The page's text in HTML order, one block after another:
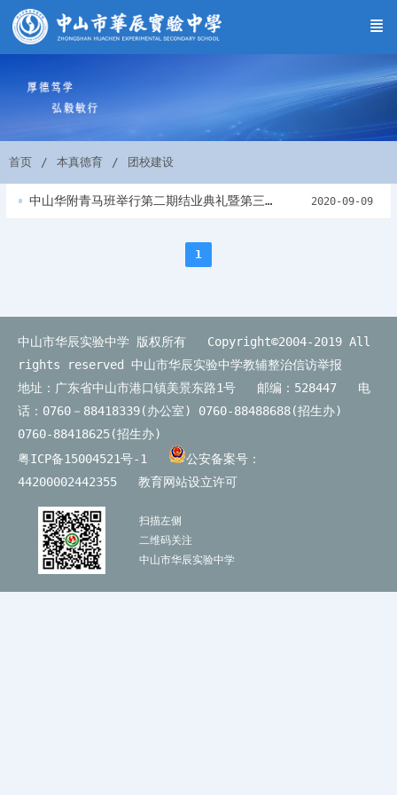
首页 本真德育 团校建设
中山华附青马班举行第二期结业典礼暨第三期开班仪式 2020-09-09
1
中山市华辰实验中学 版权所有 Copyright©2004-2019 All
rights reserved 中山市华辰实验中学教辅整治信访举报
地址：广东省中山市港口镇美景东路1号 邮编：528447 电
话：0760－88418339(办公室) 0760-88488688(招生办)
0760-88418625(招生办)
粤ICP备15004521号-1
公安备案号：
44200002442355
教育网站设立许可
扫描左侧
二维码关注
中山市华辰实验中学